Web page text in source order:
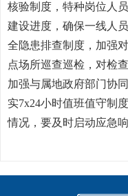
核验制度，特种岗位人
建设进度，确保一线人
全隐患排查制度，加强
点场所巡查巡检，对检
加强与属地政府部门协
实7x24小时值班值守制
情况，要及时启动应急